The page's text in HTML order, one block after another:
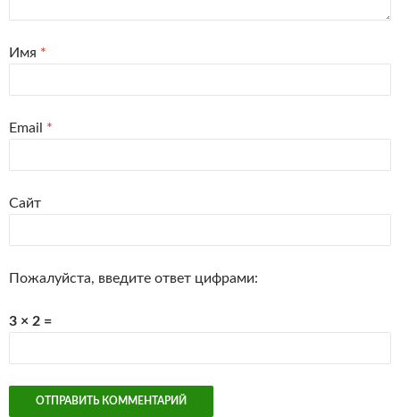
Имя *
Email *
Сайт
Пожалуйста, введите ответ цифрами:
3 × 2 =